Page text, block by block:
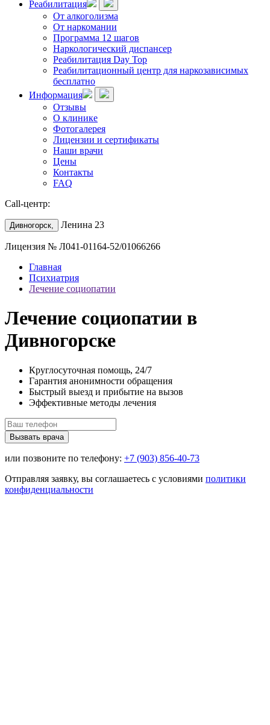
Реабилитация
От алкоголизма
От наркомании
Программа 12 шагов
Наркологический диспансер
Реабилитация Day Top
Реабилитационный центр для наркозависимых
бесплатно
Информация
Отзывы
О клинике
Фотогалерея
Лицензии и сертификаты
Наши врачи
Цены
Контакты
FAQ
Call-центр:
Дивногорск, Ленина 23
Лицензия № Л041-01164-52/01066266
Главная
Психиатрия
Лечение социопатии
Лечение социопатии в
Дивногорске
Круглосуточная помощь, 24/7
Гарантия анонимности обращения
Быстрый выезд и прибытие на вызов
Эффективные методы лечения
Вызвать врача
или позвоните по телефону: +7 (903) 856-40-73
Отправляя заявку, вы соглашаетесь с условиями политики
конфиденциальности